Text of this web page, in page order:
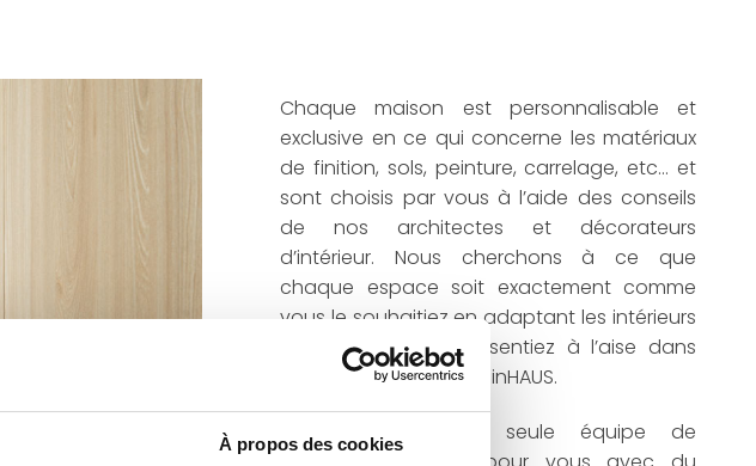
À propos des cookies
Chaque maison est personnalisable et
exclusive en ce qui concerne les matériaux
de finition, sols, peinture, carrelage, etc… et
sont choisis par vous à l’aide des conseils
de nos architectes et décorateurs
d’intérieur. Nous cherchons à ce que
chaque espace soit exactement comme
vous le souhaitiez en adaptant les intérieurs
afin que vous vous sentiez à l’aise dans
votre nouvelle maison inHAUS.
Chez inHAUS, une seule équipe de